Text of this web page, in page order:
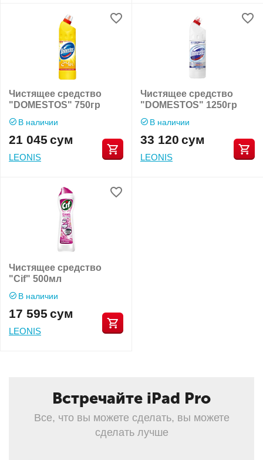
Чистящее средство
"DOMESTOS" 750гр
В наличии
21 045 сум
LEONIS
Чистящее средство
"DOMESTOS" 1250гр
В наличии
33 120 сум
LEONIS
Чистящее средство
"Cif" 500мл
В наличии
17 595 сум
LEONIS
Встречайте iPad Pro
Все, что вы можете сделать, вы можете
сделать лучше